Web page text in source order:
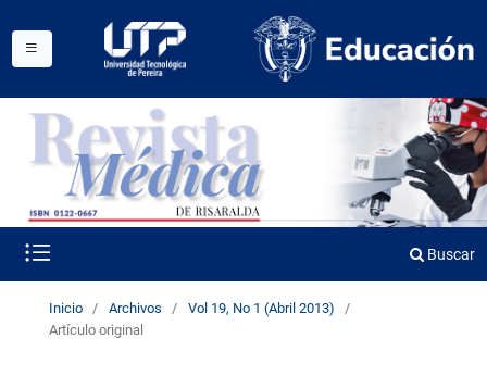
Buscar
Inicio / Archivos / Vol 19, No 1 (Abril 2013)
/
Artículo original